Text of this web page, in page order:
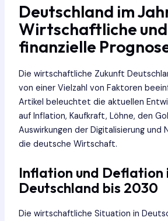
Deutschland im
Wirtschaftliche und
finanzielle
Die wirtschaftliche Zukunft
von einer Vielzahl von Faktoren
Artikel beleuchtet die aktuellen
auf Inflation, Kaufkraft, Löhne, den
Auswirkungen der Digitalisierung und
die deutsche Wirtschaft.
Inflation und Deflation
Deutschland bis 2030
Die wirtschaftliche Situation in